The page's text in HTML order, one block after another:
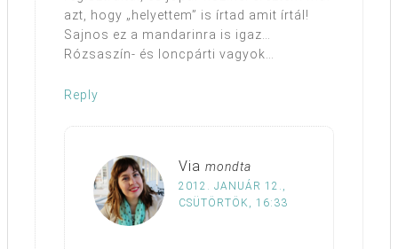
azt, hogy „helyettem” is írtad amit írtál!
Sajnos ez a mandarinra is igaz…
Rózsaszín- és loncpárti vagyok…
Reply
Via mondta
2012. JANUÁR 12.,
CSÜTÖRTÖK, 16:33